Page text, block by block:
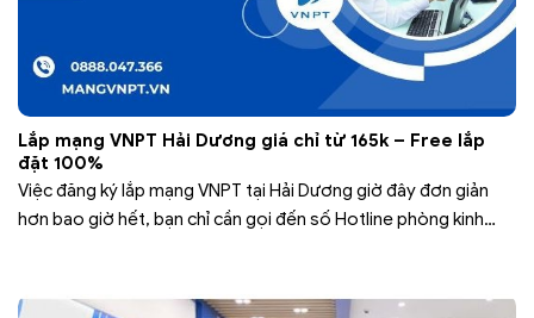
Lắp mạng VNPT Hải Dương giá chỉ từ 165k – Free lắp
đặt 100%
Việc đăng ký lắp mạng VNPT tại Hải Dương giờ đây đơn giản
hơn bao giờ hết, bạn chỉ cần gọi đến số Hotline phòng kinh
nhân ngay khuyến mãi khủng như:…